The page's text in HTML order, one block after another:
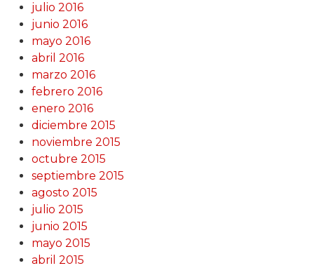
julio 2016
junio 2016
mayo 2016
abril 2016
marzo 2016
febrero 2016
enero 2016
diciembre 2015
noviembre 2015
octubre 2015
septiembre 2015
agosto 2015
julio 2015
junio 2015
mayo 2015
abril 2015